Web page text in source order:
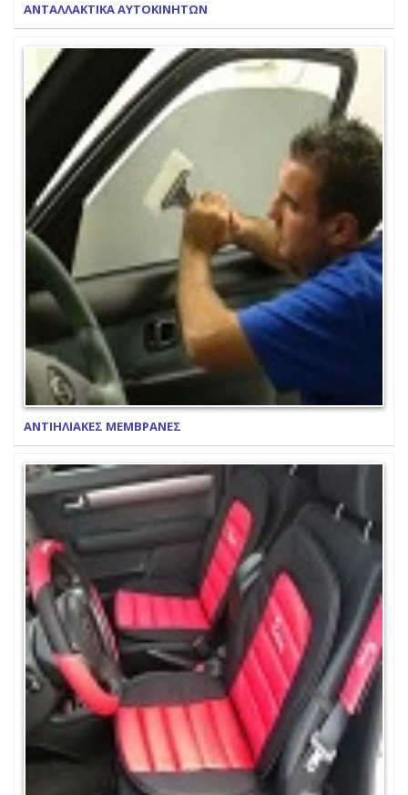
ΑΝΤΑΛΛΑΚΤΙΚΑ ΑΥΤΟΚΙΝΗΤΩΝ
ΑΝΤΙΗΛΙΑΚΕΣ ΜΕΜΒΡΑΝΕΣ